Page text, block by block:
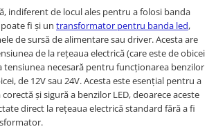
indiferent de locul ales pentru a folosi banda
fi și un transformator pentru banda led,
de sursă de alimentare sau driver. Acesta are
de la rețeaua electrică (care este de obicei
tensiunea necesară pentru funcționarea benzilor
de 12V sau 24V. Acesta este esențial pentru a
și sigură a benzilor LED, deoarece aceste
direct la rețeaua electrică standard fără a fi